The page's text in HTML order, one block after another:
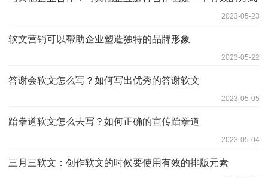
2023-05-23
软文营销可以帮助企业塑造独特的品牌形象
2023-05-22
答谢会软文怎么写？如何写出优秀的答谢软文
2023-05-05
跆拳道软文怎么去写？如何正确的宣传跆拳道
2023-05-04
三月三软文：创作软文的时候要使用有效的排版元素